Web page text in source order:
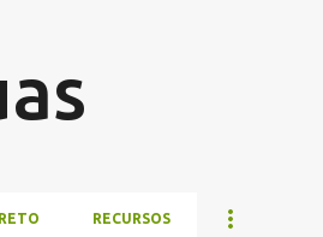
RECURSOS